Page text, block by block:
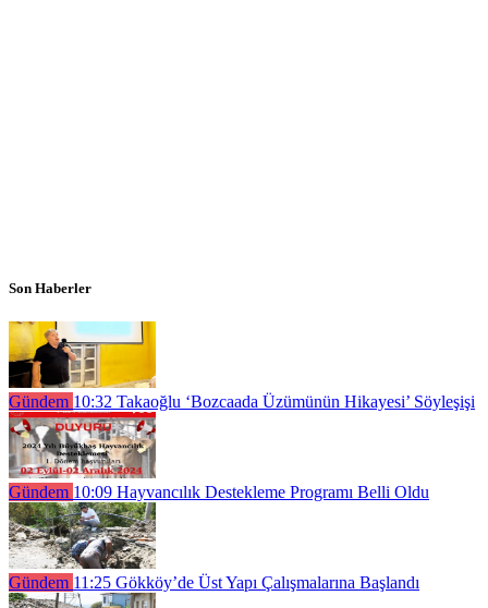
Son Haberler
Gündem 10:32 Takaoğlu ‘Bozcaada Üzümünün Hikayesi’ Söyleşişi
Gündem 10:09 Hayvancılık Destekleme Programı Belli Oldu
Gündem 11:25 Gökköy’de Üst Yapı Çalışmalarına Başlandı